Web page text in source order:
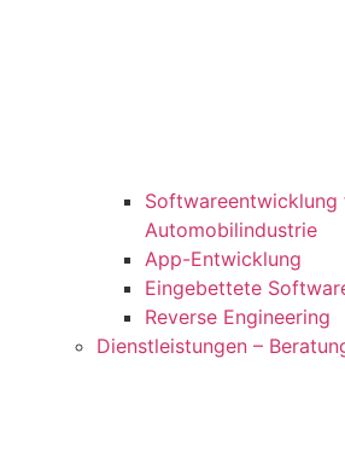
Softwareentwicklung
Automobilindustrie
App-Entwicklung
Eingebettete
Reverse Engineering
Dienstleistungen –